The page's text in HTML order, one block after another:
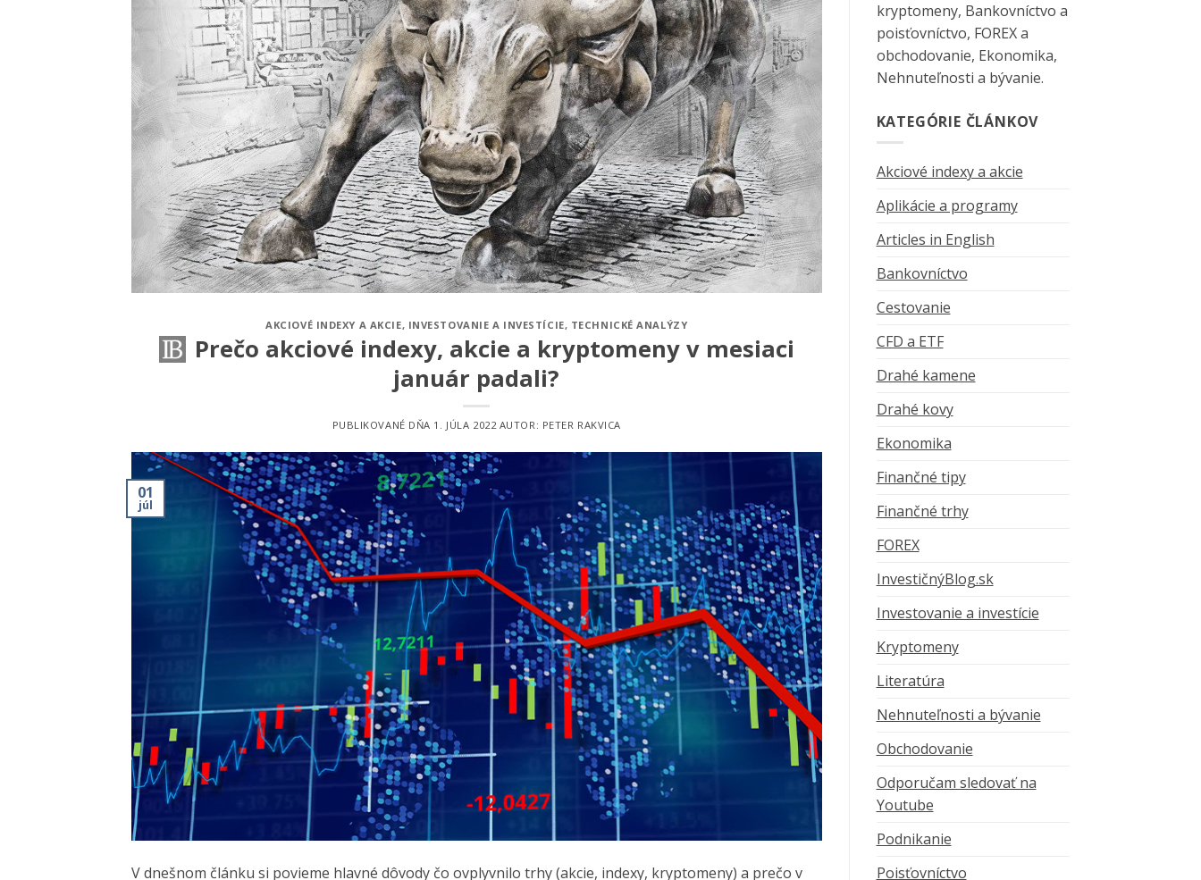
AKCIOVÉ INDEXY A AKCIE, INVESTOVANIE A INVESTÍCIE, TECHNICKÉ ANALÝZY
Prečo akciové indexy, akcie a kryptomeny v mesiaci
január padali?
PUBLIKOVANÉ DŇA 1. JÚLA 2022AUTOR: PETER RAKVICA
01
júl
V dnešnom článku si povieme hlavné dôvody čo ovplyvnilo trhy (akcie, indexy, kryptomeny) a prečo v
kryptomeny, Bankovníctvo a
poisťovníctvo, FOREX a
obchodovanie, Ekonomika,
Nehnuteľnosti a bývanie.
KATEGÓRIE ČLÁNKOV
Akciové indexy a akcie
Aplikácie a programy
Articles in English
Bankovníctvo
Cestovanie
CFD a ETF
Drahé kamene
Drahé kovy
Ekonomika
Finančné tipy
Finančné trhy
FOREX
InvestičnýBlog.sk
Investovanie a investície
Kryptomeny
Literatúra
Nehnuteľnosti a bývanie
Obchodovanie
Odporučam sledovať na
Youtube
Podnikanie
Poisťovníctvo